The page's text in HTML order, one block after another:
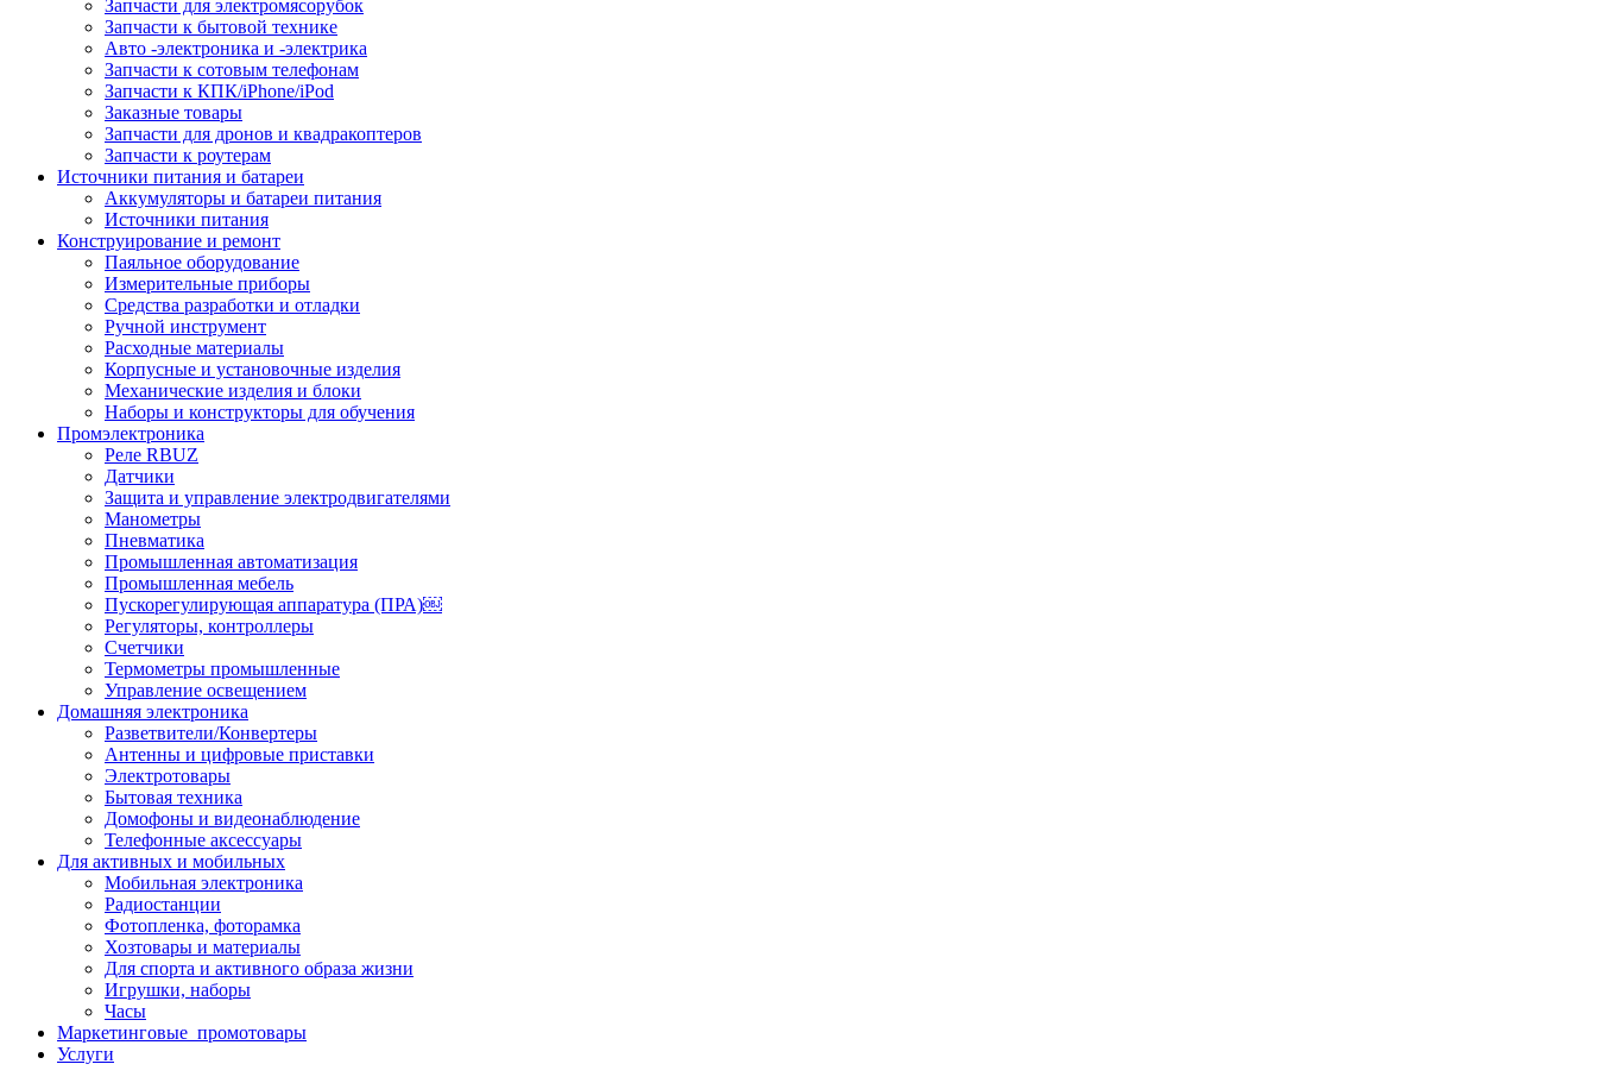
Запчасти для электромясорубок
Запчасти к бытовой технике
Авто -электроника и -электрика
Запчасти к сотовым телефонам
Запчасти к КПК/iPhone/iPod
Заказные товары
Запчасти для дронов и квадракоптеров
Запчасти к роутерам
Источники питания и батареи
Аккумуляторы и батареи питания
Источники питания
Конструирование и ремонт
Паяльное оборудование
Измерительные приборы
Средства разработки и отладки
Ручной инструмент
Расходные материалы
Корпусные и установочные изделия
Механические изделия и блоки
Наборы и конструкторы для обучения
Промэлектроника
Реле RBUZ
Датчики
Защита и управление электродвигателями
Манометры
Пневматика
Промышленная автоматизация
Промышленная мебель
Пускорегулирующая аппаратура (ПРА)￼
Регуляторы, контроллеры
Счетчики
Термометры промышленные
Управление освещением
Домашняя электроника
Разветвители/Конвертеры
Антенны и цифровые приставки
Электротовары
Бытовая техника
Домофоны и видеонаблюдение
Телефонные аксессуары
Для активных и мобильных
Мобильная электроника
Радиостанции
Фотопленка, фоторамка
Хозтовары и материалы
Для спорта и активного образа жизни
Игрушки, наборы
Часы
Маркетинговые_промотовары
Услуги